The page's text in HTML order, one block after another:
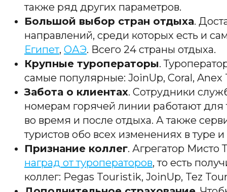
также ряд других параметров.
Большой выбор стран отдыха.
направлений, среди которых есть и
Египет, ОАЭ. Всего 24 страны отдыха.
Крупные туроператоры.
самые популярные: JoinUp, Coral, Anex
Забота о клиентах. Сотрудники
номерам горячей линии работают для
во время и после отдыха. А также
туристов обо всех изменениях в туре
Признание коллег. Агрегатор Мисто
наград от туроператоров, то есть
коллег: Pegas Touristik, JoinUp, Tez